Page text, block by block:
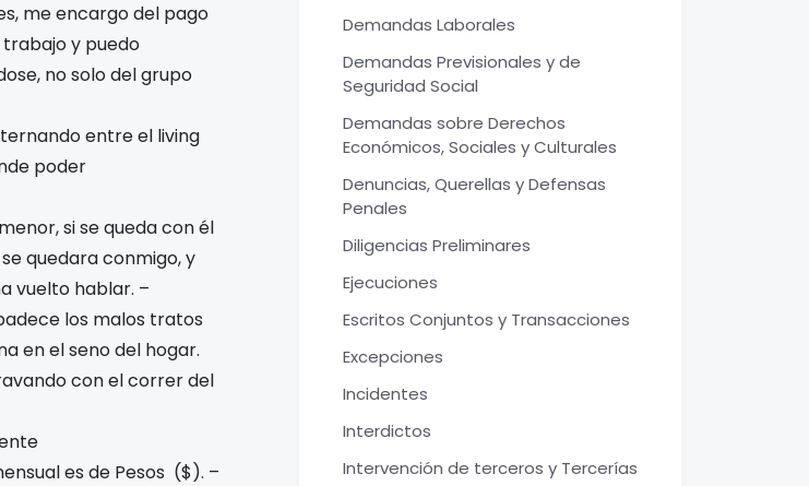
me encargo del pago
trabajo y puedo
no solo del grupo
entre el living
poder
si se queda con él
quedara conmigo, y
vuelto hablar. –
los malos tratos
en el seno del hogar.
con el correr del
es de Pesos ($). –
Demandas Laborales
Demandas Previsionales y de
Seguridad Social
Demandas sobre Derechos
Económicos, Sociales y Culturales
Denuncias, Querellas y Defensas
Penales
Diligencias Preliminares
Ejecuciones
Escritos Conjuntos y Transacciones
Excepciones
Incidentes
Interdictos
Intervención de terceros y Tercerías